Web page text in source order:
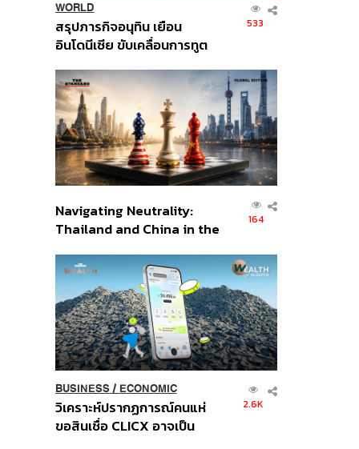
WORLD
สรุปภารกิจอนุทิน เยือน
อินโดนีเซีย ขับเคลื่อนการทูต
ส่วนยุทธศาสตร์ไทย –
อินโดนีเซีย
533
Navigating Neutrality:
Thailand and China in the
Order
164
BUSINESS/ ECONOMIC
วิเคราะห์ปรากฏการณ์คนแห่
ขอสินเชื่อ CLICX อาจเป็น
2.6K